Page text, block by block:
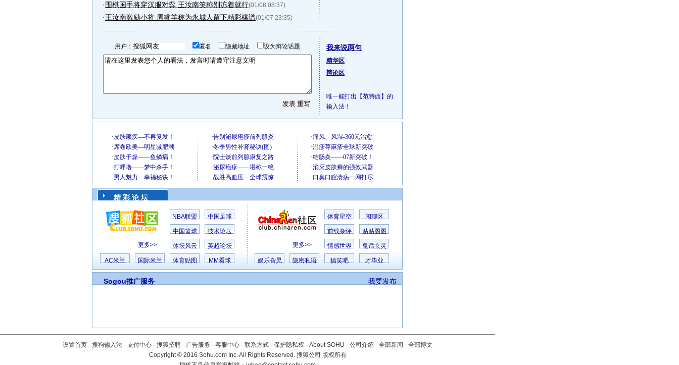
·围棋国手将穿汉服对弈 王汝南笑称别冻着就行(01/08 08:37)
·王汝南激励小将 周睿羊称为永城人留下精彩棋谱(01/07 23:35)
用户： 匿名 隐藏地址 设为辩论话题 我来说两句
精华区
辩论区
唯一能打出【范特西】的
输入法！
精 彩 论 坛
更多>>
NBA联盟 中国足球
中国篮球 技术论坛
体坛风云 英超论坛
AC米兰 国际米兰 体育贴图 MM看球
更多>>
体育星空 闲聊区
前线杂评 贴贴图图
情感世界 鬼话玄灵
娱乐旮旯 隐密私语 搞笑吧 才毕业
我要发布
Sogou推广服务
设置首页 - 搜狗输入法 - 支付中心 - 搜狐招聘 - 广告服务 - 客服中心 - 联系方式 - 保护隐私权 - About SOHU - 公司介绍 - 全部新闻 - 全部博文
Copyright©2016 Sohu.com Inc. All Rights Reserved. 搜狐公司 版权所有